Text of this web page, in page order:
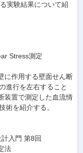
実験結果について紹
Stress測定
に作用する壁面せん断
進行を左右すること
装置で測定した血流情
術を紹介する。
入門 第8回
法